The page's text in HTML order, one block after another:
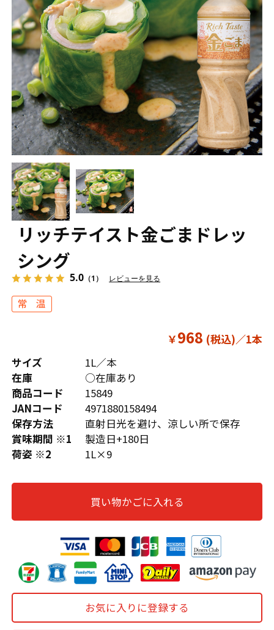
リッチテイスト金ごまドレッ
シング
5.0 （1） レビューを見る
￥968
サイズ 1L／本
商品コード 15849
在庫 ○在庫あり
JANコード
4971880158494
保存方法
直射日光を避け、涼しい所で保存
賞味期間 ※1
製造日+180日
荷姿 ※2
1L×9
買い物かごに入れる
お気に入りに登録する